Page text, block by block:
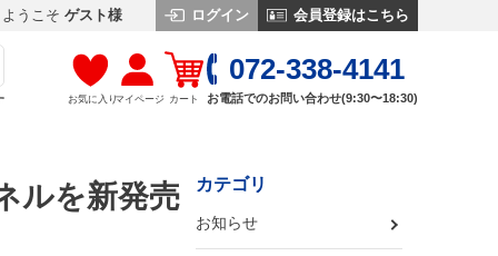
ようこそ ゲスト様 ログイン 会員登録はこちら
お気に入りマイページ カート
072-338-4141
お電話でのお問い合わせ(9:30〜18:30)
ルを新発売 カテゴリ
お知らせ